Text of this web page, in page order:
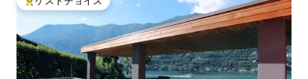
大好評のゲストチョイスです。